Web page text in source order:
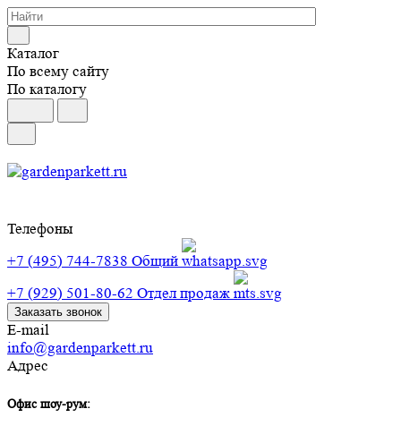
Каталог
По всему сайту
По каталогу
Телефоны
+7 (495) 744-7838 Общий
+7 (929) 501-80-62 Отдел продаж
Заказать звонок
E-mail
info@gardenparkett.ru
Адрес
Офис шоу-рум: